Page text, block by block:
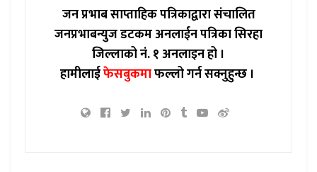
जन प्रभाब साप्ताहिक पत्रिकाद्वारा संचालित
जनप्रभाबन्युज डटकम अनलाईन पत्रिका सिरहा
जिल्लाको नं. १ अनलाइन हो ।
हामीलाईफेसबुकमाफल्लो गर्न सक्नुहुन्छ ।